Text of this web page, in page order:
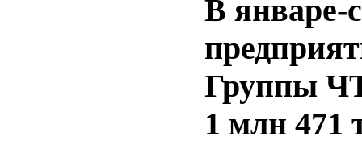
В январе-
Группы
1 млн 471